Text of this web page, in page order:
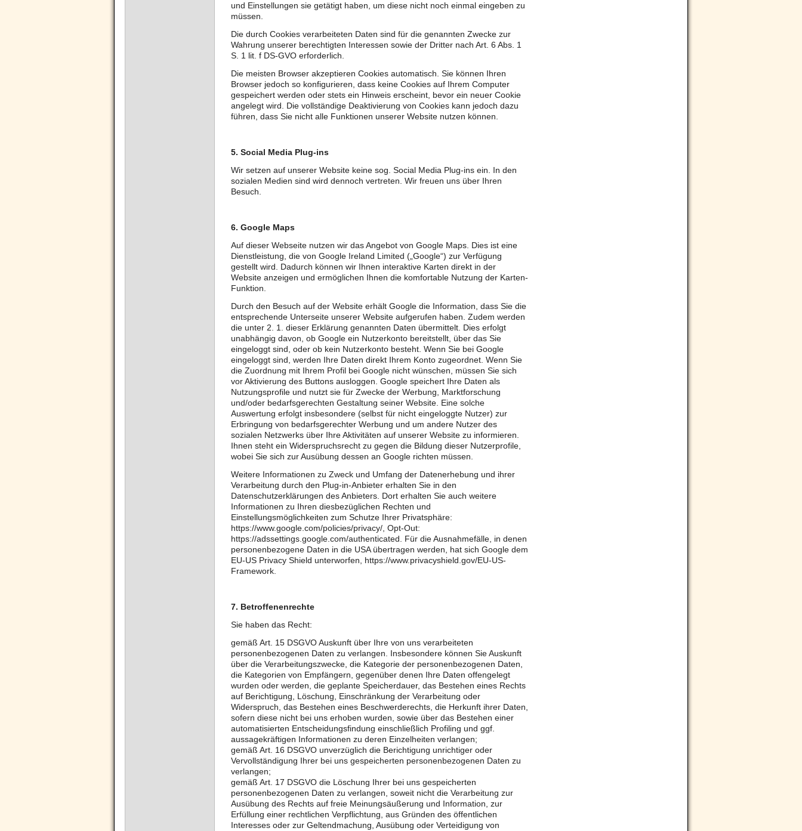
und Einstellungen sie getätigt haben, um diese nicht noch einmal eingeben zu
müssen.
Die durch Cookies verarbeiteten Daten sind für die genannten Zwecke zur
Wahrung unserer berechtigten Interessen sowie der Dritter nach Art. 6 Abs. 1
S. 1 lit. f DS-GVO erforderlich.
Die meisten Browser akzeptieren Cookies automatisch. Sie können Ihren
Browser jedoch so konfigurieren, dass keine Cookies auf Ihrem Computer
gespeichert werden oder stets ein Hinweis erscheint, bevor ein neuer Cookie
angelegt wird. Die vollständige Deaktivierung von Cookies kann jedoch dazu
führen, dass Sie nicht alle Funktionen unserer Website nutzen können.
5. Social Media Plug-ins
Wir setzen auf unserer Website keine sog. Social Media Plug-ins ein. In den
sozialen Medien sind wird dennoch vertreten. Wir freuen uns über Ihren
Besuch.
6. Google Maps
Auf dieser Webseite nutzen wir das Angebot von Google Maps. Dies ist eine
Dienstleistung, die von Google Ireland Limited („Google“) zur Verfügung
gestellt wird. Dadurch können wir Ihnen interaktive Karten direkt in der
Website anzeigen und ermöglichen Ihnen die komfortable Nutzung der Karten-
Funktion.
Durch den Besuch auf der Website erhält Google die Information, dass Sie die
entsprechende Unterseite unserer Website aufgerufen haben. Zudem werden
die unter 2. 1. dieser Erklärung genannten Daten übermittelt. Dies erfolgt
unabhängig davon, ob Google ein Nutzerkonto bereitstellt, über das Sie
eingeloggt sind, oder ob kein Nutzerkonto besteht. Wenn Sie bei Google
eingeloggt sind, werden Ihre Daten direkt Ihrem Konto zugeordnet. Wenn Sie
die Zuordnung mit Ihrem Profil bei Google nicht wünschen, müssen Sie sich
vor Aktivierung des Buttons ausloggen. Google speichert Ihre Daten als
Nutzungsprofile und nutzt sie für Zwecke der Werbung, Marktforschung
und/oder bedarfsgerechten Gestaltung seiner Website. Eine solche
Auswertung erfolgt insbesondere (selbst für nicht eingeloggte Nutzer) zur
Erbringung von bedarfsgerechter Werbung und um andere Nutzer des
sozialen Netzwerks über Ihre Aktivitäten auf unserer Website zu informieren.
Ihnen steht ein Widerspruchsrecht zu gegen die Bildung dieser Nutzerprofile,
wobei Sie sich zur Ausübung dessen an Google richten müssen.
Weitere Informationen zu Zweck und Umfang der Datenerhebung und ihrer
Verarbeitung durch den Plug-in-Anbieter erhalten Sie in den
Datenschutzerklärungen des Anbieters. Dort erhalten Sie auch weitere
Informationen zu Ihren diesbezüglichen Rechten und
Einstellungsmöglichkeiten zum Schutze Ihrer Privatsphäre:
https://www.google.com/policies/privacy/, Opt-Out:
https://adssettings.google.com/authenticated. Für die Ausnahmefälle, in denen
personenbezogene Daten in die USA übertragen werden, hat sich Google dem
EU-US Privacy Shield unterworfen, https://www.privacyshield.gov/EU-US-
Framework.
7. Betroffenenrechte
Sie haben das Recht:
gemäß Art. 15 DSGVO Auskunft über Ihre von uns verarbeiteten
personenbezogenen Daten zu verlangen. Insbesondere können Sie Auskunft
über die Verarbeitungszwecke, die Kategorie der personenbezogenen Daten,
die Kategorien von Empfängern, gegenüber denen Ihre Daten offengelegt
wurden oder werden, die geplante Speicherdauer, das Bestehen eines Rechts
auf Berichtigung, Löschung, Einschränkung der Verarbeitung oder
Widerspruch, das Bestehen eines Beschwerderechts, die Herkunft ihrer Daten,
sofern diese nicht bei uns erhoben wurden, sowie über das Bestehen einer
automatisierten Entscheidungsfindung einschließlich Profiling und ggf.
aussagekräftigen Informationen zu deren Einzelheiten verlangen;
gemäß Art. 16 DSGVO unverzüglich die Berichtigung unrichtiger oder
Vervollständigung Ihrer bei uns gespeicherten personenbezogenen Daten zu
verlangen;
gemäß Art. 17 DSGVO die Löschung Ihrer bei uns gespeicherten
personenbezogenen Daten zu verlangen, soweit nicht die Verarbeitung zur
Ausübung des Rechts auf freie Meinungsäußerung und Information, zur
Erfüllung einer rechtlichen Verpflichtung, aus Gründen des öffentlichen
Interesses oder zur Geltendmachung, Ausübung oder Verteidigung von